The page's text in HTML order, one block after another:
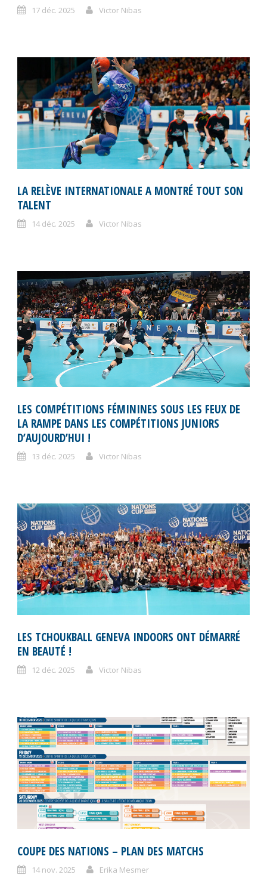
17 déc. 2025 Victor Nibas
LA RELÈVE INTERNATIONALE A MONTRÉ TOUT SON
TALENT
14 déc. 2025 Victor Nibas
LES COMPÉTITIONS FÉMININES SOUS LES FEUX DE
LA RAMPE DANS LES COMPÉTITIONS JUNIORS
D’AUJOURD’HUI !
13 déc. 2025 Victor Nibas
LES TCHOUKBALL GENEVA INDOORS ONT DÉMARRÉ
EN BEAUTÉ !
12 déc. 2025 Victor Nibas
COUPE DES NATIONS – PLAN DES MATCHS
14 nov. 2025 Erika Mesmer